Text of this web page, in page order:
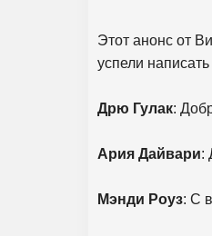
Этот анонс от
успели
Дрю Гулак:
Ария Дайвари:
Мэнди Роуз: С